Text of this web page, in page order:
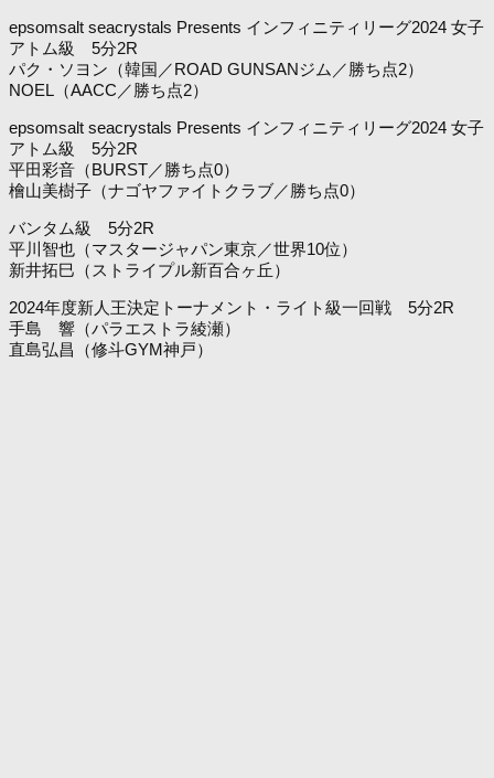
epsomsalt seacrystals Presents インフィニティリーグ2024 女子
アトム級 5分2R
パク・ソヨン （韓国／ROAD GUNSANジム／勝ち点2）
NOEL（AACC／勝ち点2）
epsomsalt seacrystals Presents インフィニティリーグ2024 女子
アトム級 5分2R
平田彩音（BURST／勝ち点0）
檜山美樹子（ナゴヤファイトクラブ／勝ち点0）
バンタム級 5分2R
平川智也（マスタージャパン東京／世界10位）
新井拓巳（ストライプル新百合ヶ丘）
2024年度新人王決定トーナメント・ライト級一回戦 5分2R
手島 響（パラエストラ綾瀬）
直島弘昌（修斗GYM神戸）